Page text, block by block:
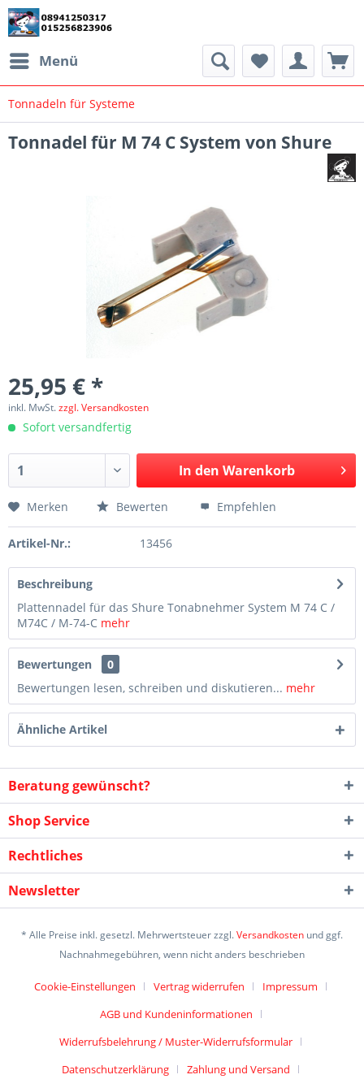
Menü
Tonnadeln für Systeme
Tonnadel für M 74 C System von Shure
25,95 € *
inkl. MwSt.zzgl. Versandkosten
Sofort versandfertig
In den Warenkorb
Merken Bewerten Empfehlen
Artikel-Nr.: 13456
Beschreibung
Plattennadel für das Shure Tonabnehmer System M 74 C /
M74C / M-74-C mehr
Bewertungen
0
Bewertungen lesen, schreiben und diskutieren... mehr
Ähnliche Artikel
Beratung gewünscht?
Shop Service
Rechtliches
Newsletter
* Alle Preise inkl. gesetzl. Mehrwertsteuer zzgl.Versandkosten und ggf.
Nachnahmegebühren, wenn nicht anders beschrieben
Cookie-Einstellungen Vertrag widerrufen
Impressum
AGB und Kundeninformationen
Widerrufsbelehrung / Muster-Widerrufsformular
Datenschutzerklärung
Zahlung und Versand